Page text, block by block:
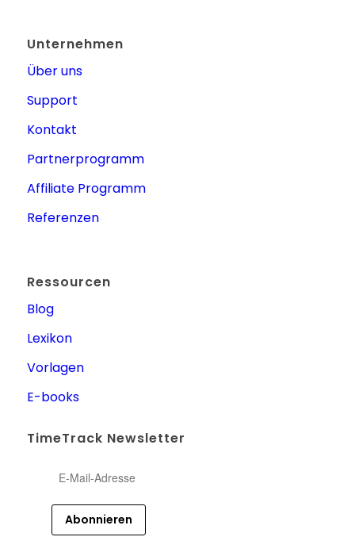
Unternehmen
Über uns
Support
Kontakt
Partnerprogramm
Affiliate Programm
Referenzen
Ressourcen
Blog
Lexikon
Vorlagen
E-books
TimeTrack Newsletter